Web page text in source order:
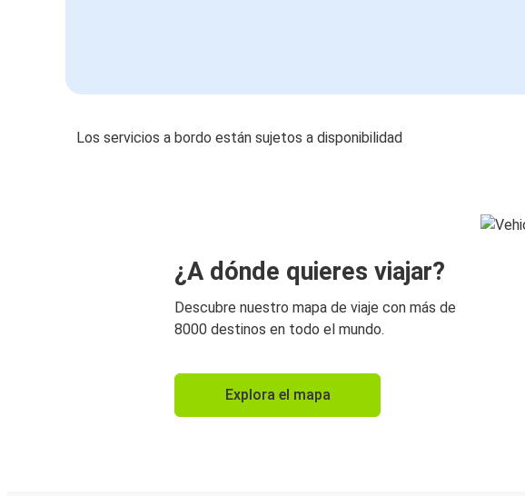
Los servicios a bordo están sujetos a disponibilidad
¿A dónde quieres viajar?
Descubre nuestro mapa de viaje con más de
8000 destinos en todo el mundo.
Explora el mapa